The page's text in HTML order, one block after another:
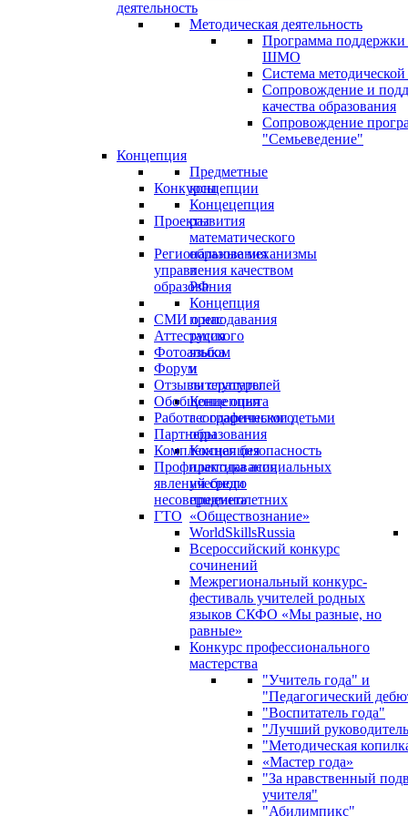
деятельность
Методическая деятельность
Программа
ШМО
Система
Сопровождение и
качества образования
Сопровождение
"Семьеведение"
Концепция
Предметные
концепции
Концецепция
развития
математического
образования
в
РФ
Концепция
преподавания
русского
языка
и
литературы
Концепция
географического
образования
Концепция
преподавания
учебного
предмета
«Обществознание»
Конкурсы
WorldSkillsRussia
Всероссийский конкурс
сочинений
Межрегиональный конкурс-
фестиваль учителей родных
языков СКФО «Мы разные, но
равные»
Конкурс профессионального
мастерства
"Учитель года" и
"Педагогический
"Воспитатель года"
"Лучший
"Методическая
«Мастер года»
"За нравственный
учителя"
"Абилимпикс"
Проекты
Региональные механизмы
управления качеством
образования
СМИ о нас
Аттестация
Фотоальбом
Форум
Отзывы слушателей
Обобщение опыта
Работа с одаренными детьми
Партнеры
Комплексная безопасность
Профилактика асоциальных
явлений среди
несовершеннолетних
ГТО